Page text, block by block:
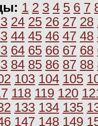
1 2 3 4 5 6 7
24 25 26 27 28
44 45 46 47 48
64 65 66 67 68
84 85 86 87 88
103 104 105
118 119 120
133 134 135
147 148 149